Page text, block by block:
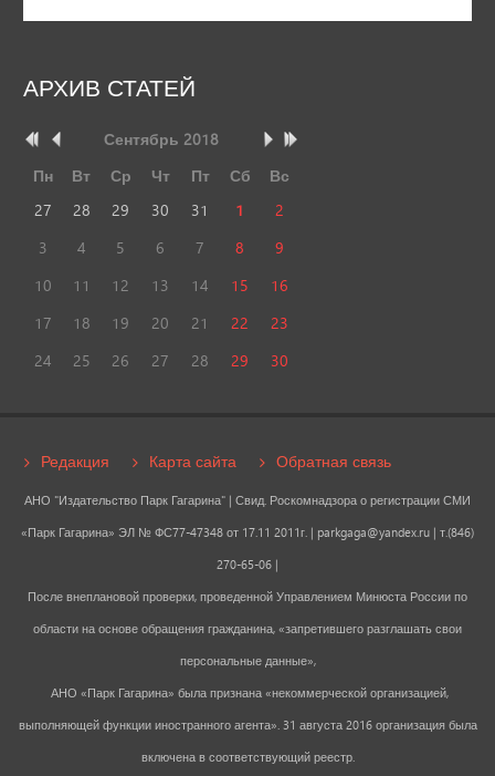
АРХИВ СТАТЕЙ
Сентябрь 2018
Пн
Вт Ср Чт Пт Сб
Вс
27
28 29 30 31 1
2
3
4 5 6 7 8
9
10
11 12 13 14 15
16
17
18 19 20 21 22
23
24
25 26 27 28 29 30
Редакция Карта сайта Обратная связь
АНО "Издательство Парк Гагарина" | Свид. Роскомнадзора о регистрации СМИ
«Парк Гагарина» ЭЛ № ФС77-47348 от 17.11 2011г. | parkgaga@yandex.ru | т.(846)
270-65-06 |
После внеплановой проверки, проведенной Управлением Минюста России по
области на основе обращения гражданина, «запретившего разглашать свои
персональные данные»,
АНО «Парк Гагарина» была признана «некоммерческой организацией,
выполняющей функции иностранного агента». 31 августа 2016 организация была
включена в соответствующий реестр.